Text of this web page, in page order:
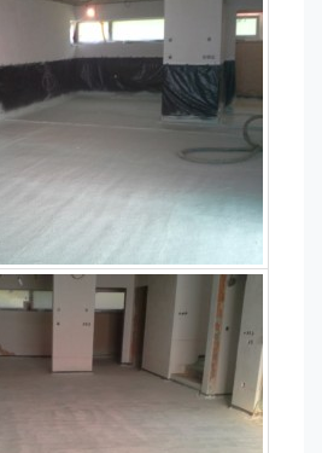
odmítnete,
některé
funkce z
webu zmizí.
Sdílením svých
zájmů a chování při
šanci na zobrazení
personalizovaného
obsahu a nabídek.